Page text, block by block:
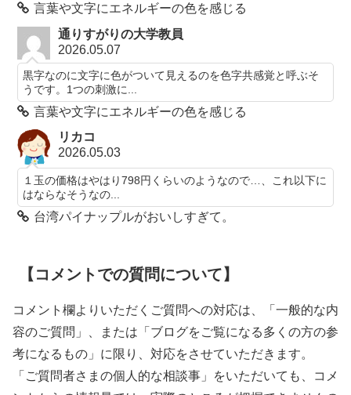
言葉や文字にエネルギーの色を感じる
通りすがりの大学教員
2026.05.07
黒字なのに文字に色がついて見えるのを色字共感覚と呼ぶそ
うです。1つの刺激に...
言葉や文字にエネルギーの色を感じる
リカコ
2026.05.03
１玉の価格はやはり798円くらいのようなので…、これ以下に
はならなそうなの...
台湾パイナップルがおいしすぎて。
【コメントでの質問について】
コメント欄よりいただくご質問への対応は、「一般的な内
容のご質問」、または「ブログをご覧になる多くの方の参
考になるもの」に限り、対応をさせていただきます。
「ご質問者さまの個人的な相談事」をいただいても、コメ